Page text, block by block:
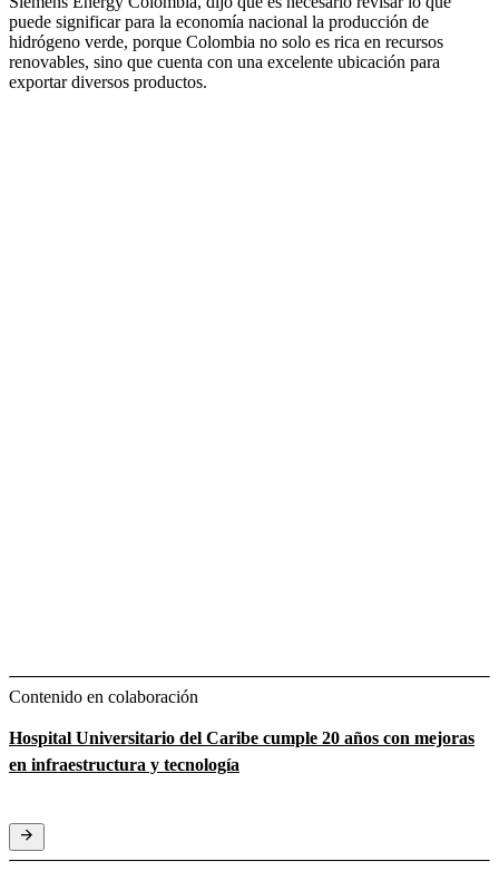
puede significar para la economía nacional la producción de
hidrógeno verde, porque Colombia no solo es rica en recursos
renovables, sino que cuenta con una excelente ubicación para
exportar diversos productos.
Contenido en colaboración
Hospital Universitario del Caribe cumple 20 años con mejoras
en infraestructura y tecnología